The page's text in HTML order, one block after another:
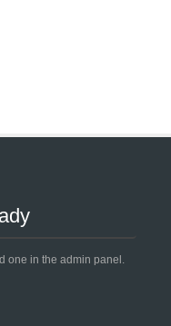
one in the admin panel.